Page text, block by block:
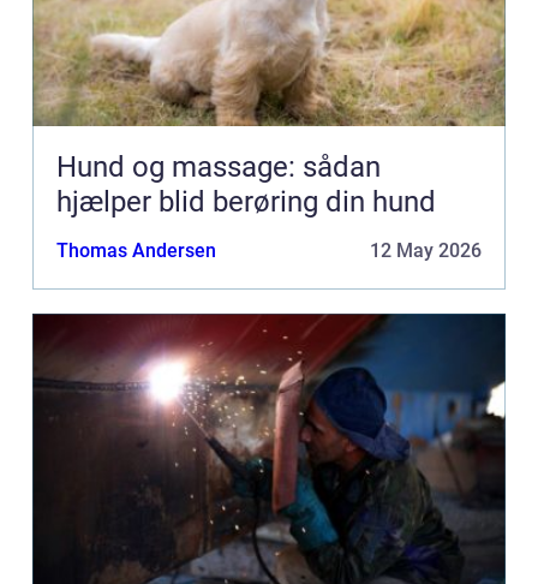
Hund og massage: sådan
hjælper blid berøring din hund
Thomas Andersen 12 May 2026